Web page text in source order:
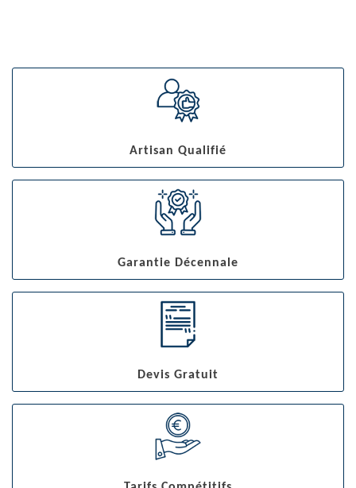
Artisan Qualifié
Garantie Décennale
Devis Gratuit